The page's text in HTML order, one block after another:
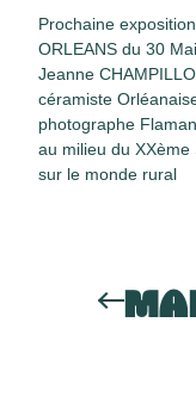
Prochaine
ORLEANS du 30
Jeanne
céramiste
photographe
au milieu du
sur le monde rural